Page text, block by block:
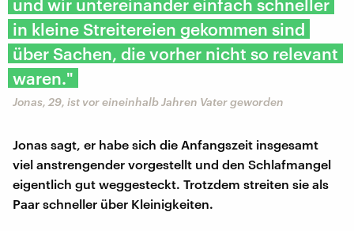
und wir untereinander einfach schneller
in kleine Streitereien gekommen sind
über Sachen, die vorher nicht so relevant
waren."
Jonas, 29, ist vor eineinhalb Jahren Vater geworden
Jonas sagt, er habe sich die Anfangszeit insgesamt
viel anstrengender vorgestellt und den Schlafmangel
eigentlich gut weggesteckt. Trotzdem streiten sie als
Paar schneller über Kleinigkeiten.